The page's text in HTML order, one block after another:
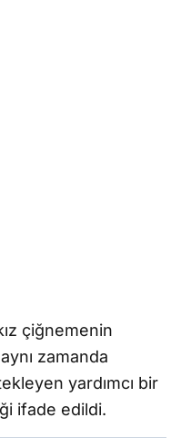
çiğnemenin
zamanda
yardımcı bir
ifade edildi.